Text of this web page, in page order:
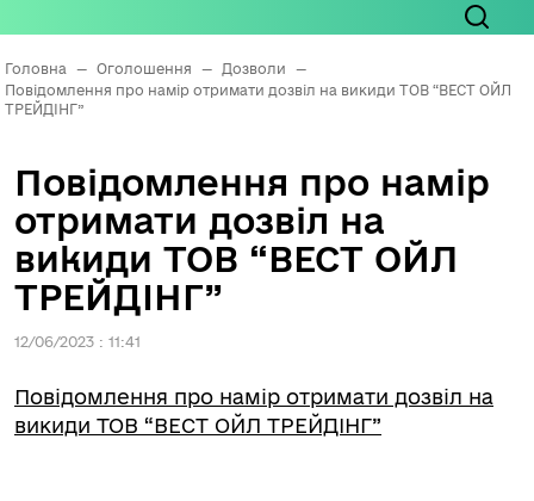
Головна — Оголошення — Дозволи
—
Повідомлення про намір отримати дозвіл на викиди ТОВ “ВЕСТ ОЙЛ
ТРЕЙДІНГ”
Повідомлення про намір
отримати дозвіл на
викиди ТОВ “ВЕСТ ОЙЛ
ТРЕЙДІНГ”
12/06/2023 : 11:41
Повідомлення про намір отримати дозвіл на
викиди ТОВ “ВЕСТ ОЙЛ ТРЕЙДІНГ”